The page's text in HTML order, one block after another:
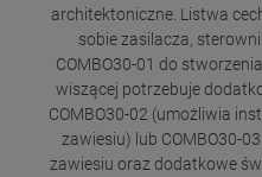
architektoniczne. Listwa
sobie zasilacza,
COMBO30-01 do
wiszącej potrzebuje
COMBO30-02 (umożliwia
zawiesiu) lub COMBO30-
zawiesiu oraz dodatkowe